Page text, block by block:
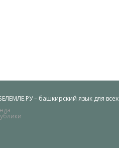
– башкирский язык для всех